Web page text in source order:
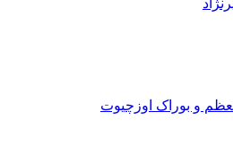
و بوراک اوزچیوت